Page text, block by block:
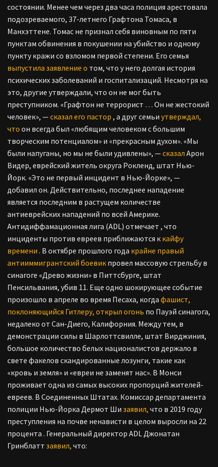
состоянии. Менее чем через два часа полиция арестовала
подозреваемого, 37-летнего Графтона Томаса, в
Манхэттене. Томас не признал себя виновным по пяти
пунктам обвинения в покушении на убийство и одному
пункту кражи со взломом первой степени. Его семья
выпустила заявление о том, что у него долгая история
психических заболеваний и госпитализаций. Несмотря на
это, другие утверждали, что он не мог быть
преступником. «Графтон не террорист … Он не жестокий
человек», —сказал его пастор , а друг семьи утверждал,
что он всегда был «любящим человеком с большим
творческим потенциалом» и «прекрасным духом». «Мы
были напуганы, но мы не были удивлены», —сказал Арон
Видер, еврейский житель округа Рокленд, штат Нью-
Йорк. «Это не первый инцидент в Нью-Йорке», —
добавил он. Действительно, последнее нападение
является последним в растущем количестве
антиеврейских нападений по всей Америке.
Антидиффамационная лига (ADL) отмечает , что
инциденты против евреев приближаются к кайфу
времени . В октябре прошлого года крайне правый
антииммигрантский боевик провел массовую стрельбу в
синагоге «Древо жизни» в Питтсбурге, штат
Пенсильвания, убив 11. Еще одно шокирующее событие
произошло в апреле во время Песаха, когда фашист,
поклоняющийся Гитлеру, открыл огонь по Пауэй синагога,
недалеко от Сан-Диего, Калифорния. Между тем, в
демонстрации силы в Шарлоттсвилле, штат Вирджиния,
большое количество белых националистов держало в
свете факелов скандированные лозунги, такие как
«кровь и земля» и «евреи не заменят нас». В Монси
проживает одна из самых высоких пропорций жителей-
евреев. В Соединенных Штатах. Комиссар департамента
полиции Нью-Йорка Дермот Ши заявил, что в 2019 году
преступления на почве ненависти в целом выросли на 22
процента . Генеральный директор ADL Джонатан
Гринблатт заявил, что: